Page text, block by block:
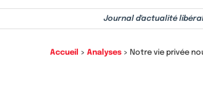
Journal d'actualité
Accueil > Analyses> Notre vie privée